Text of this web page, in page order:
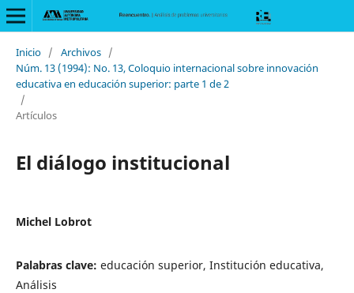
Inicio / Archivos /
Núm. 13 (1994): No. 13, Coloquio internacional sobre innovación
educativa en educación superior: parte 1 de 2
/
Artículos
El diálogo institucional
Michel Lobrot
Palabras clave: educación superior, Institución educativa,
Análisis